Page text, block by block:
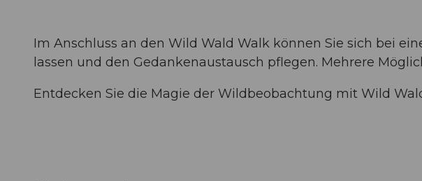
Im Anschluss an den Wild Wald Walk können Sie sich bei
lassen und den Gedankenaustausch pflegen. Mehrere
Entdecken Sie die Magie der Wildbeobachtung mit Wild